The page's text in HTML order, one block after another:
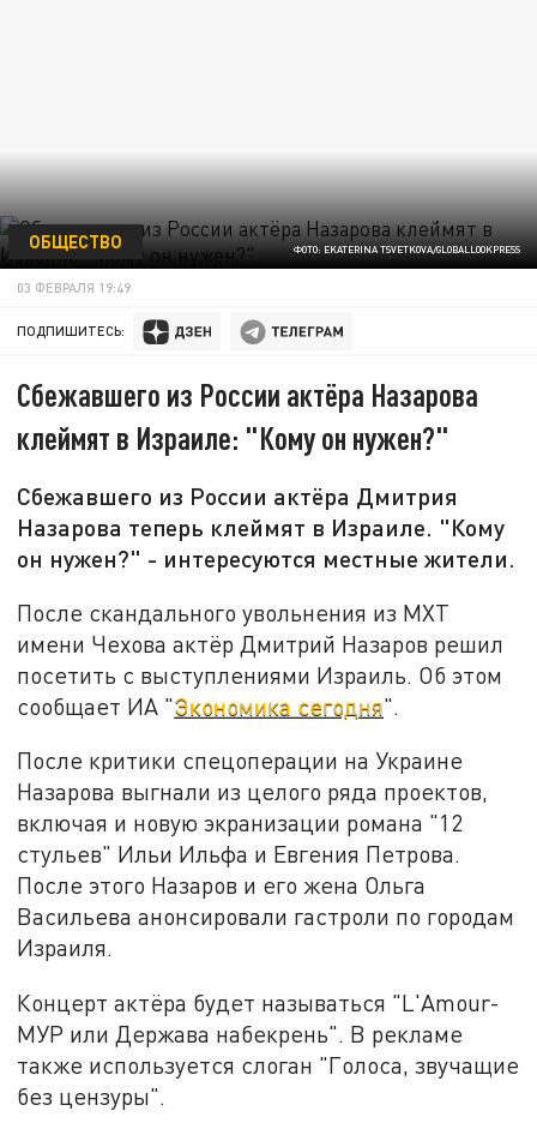
ФОТО: EKATERINA TSVETKOVA/GLOBALLOOKPRESS
ОБЩЕСТВО
03 ФЕВРАЛЯ 19:49
ПОДПИШИТЕСЬ:
Сбежавшего из России актёра Назарова
клеймят в Израиле: "Кому он нужен?"
Сбежавшего из России актёра Дмитрия
Назарова теперь клеймят в Израиле. "Кому
он нужен?" - интересуются местные жители.
После скандального увольнения из МХТ
имени Чехова актёр Дмитрий Назаров решил
посетить с выступлениями Израиль. Об этом
сообщает ИА "Экономика сегодня".
После критики спецоперации на Украине
Назарова выгнали из целого ряда проектов,
включая и новую экранизации романа "12
стульев" Ильи Ильфа и Евгения Петрова.
После этого Назаров и его жена Ольга
Васильева анонсировали гастроли по городам
Израиля.
Концерт актёра будет называться "L'Amour-
МУР или Держава набекрень". В рекламе
также используется слоган "Голоса, звучащие
без цензуры".